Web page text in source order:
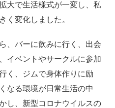
大で生活様式が一変し、私
く変化しました。
、バーに飲みに行く、出会
イベントやサークルに参加
く、ジムで身体作りに励
なる環境が日常生活の中
し、新型コロナウイルスの